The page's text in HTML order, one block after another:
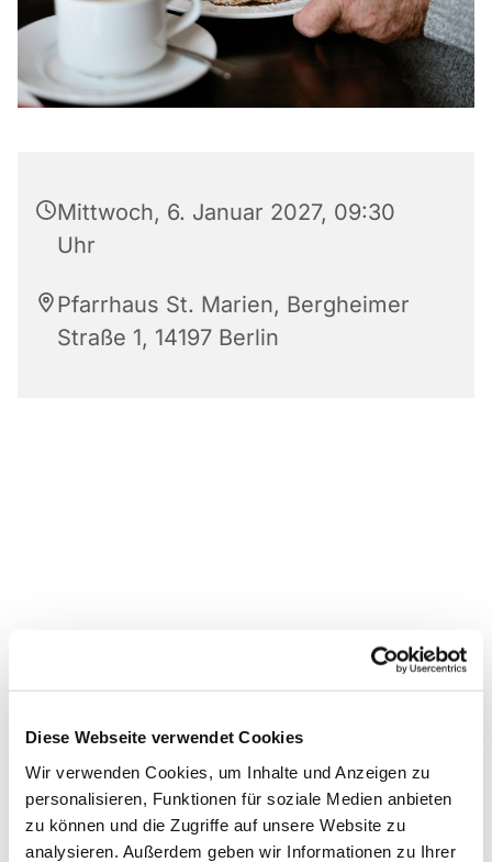
Diese Webseite verwendet Cookies
Wir verwenden Cookies, um Inhalte und Anzeigen zu
personalisieren, Funktionen für soziale Medien anbieten
zu können und die Zugriffe auf unsere Website zu
analysieren. Außerdem geben wir Informationen zu Ihrer
Mittwoch, 6. Januar 2027, 09:30
Uhr
Pfarrhaus St. Marien, Bergheimer
Straße 1, 14197 Berlin